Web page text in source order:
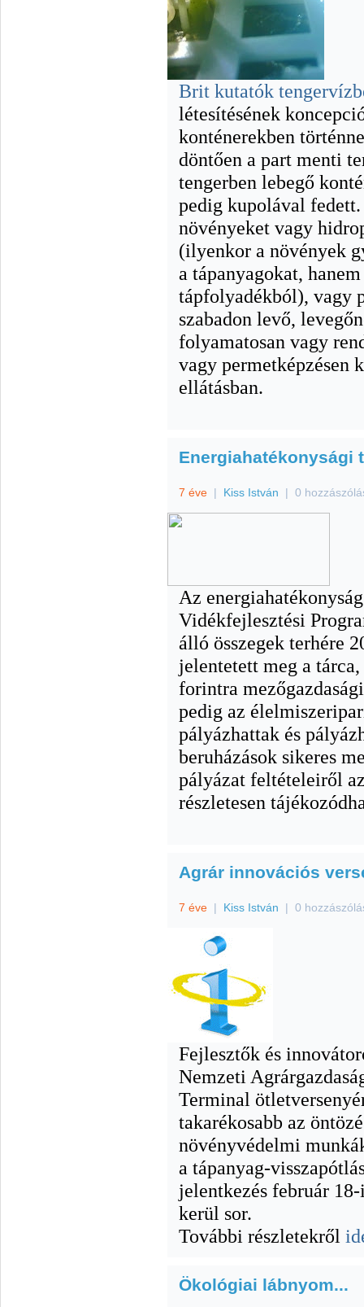
Brit kutatók
létesítésének
konténerekben
döntően a part menti
tengerben lebegő
pedig kupolával
növényeket vagy
(ilyenkor a növények
a tápanyagokat,
tápfolyadékból), vagy
szabadon levő,
folyamatosan vagy
vagy permetképzésen
ellátásban.
Energiahatékonysági
7 éve | Kiss István | 0
Az
Vidékfejlesztési
álló összegek terhére
jelentetett meg a
forintra
pedig az
pályázhattak és
beruházások sikeres
pályázat feltételeiről
részletesen
Agrár innovációs
7 éve | Kiss István | 0
Fejlesztők és
Nemzeti
Terminal
takarékosabb az
növényvédelmi
a tápanyag-
jelentkezés február
kerül sor.
További részletekről
Ökológiai lábnyom...